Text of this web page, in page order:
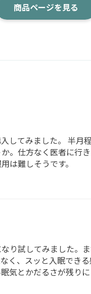
商品ページを見る
してみました。 半月
。仕方なく医者に行
は難しそうです。
り試してみました。
く、スッと入眠でき
とかだるさが残りに